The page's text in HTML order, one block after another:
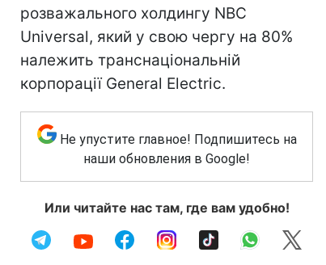
розважального холдингу NBC
Universal, який у свою чергу на 80%
належить транснаціональній
корпорації General Electric.
Не упустите главное! Подпишитесь на
наши обновления в Google!
Или читайте нас там, где вам удобно!